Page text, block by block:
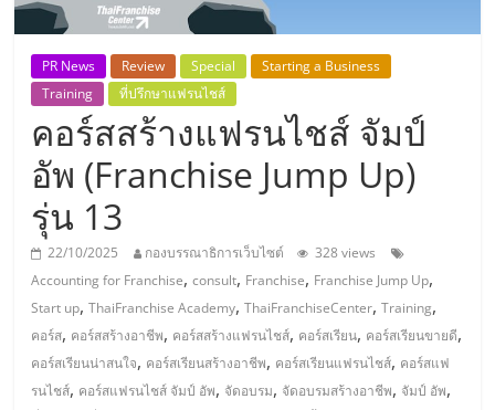
รวม
ธุรกิจ
เอ
ส
เอ็
มอี
PR News Review Special
Starting a Business
Training
ที่ปรึกษาแฟรนไชส์
คอร์สสร้างแฟรนไชส์ จัมป์
อัพ (Franchise Jump Up)
รุ่น 13
22/10/2025 กองบรรณาธิการเว็บไซต์
328 views
Accounting for Franchise,consult, Franchise, Franchise Jump Up,
Start up,ThaiFranchise Academy,ThaiFranchiseCenter,Training,
คอร์ส, คอร์สสร้างอาชีพ, คอร์สสร้างแฟรนไชส์, คอร์สเรียน, คอร์สเรียนขายดี,
คอร์สเรียนน่าสนใจ, คอร์สเรียนสร้างอาชีพ, คอร์สเรียนแฟรนไชส์, คอร์สแฟ
รนไชส์, คอร์สแฟรนไชส์ จัมป์ อัพ, จัดอบรม, จัดอบรมสร้างอาชีพ, จัมป์ อัพ,